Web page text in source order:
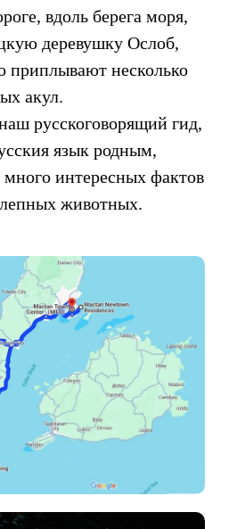
вдоль берега моря,
деревушку Ослоб,
приплывают несколько
акул.
русскоговорящий гид,
язык родным,
интересных фактов
животных.